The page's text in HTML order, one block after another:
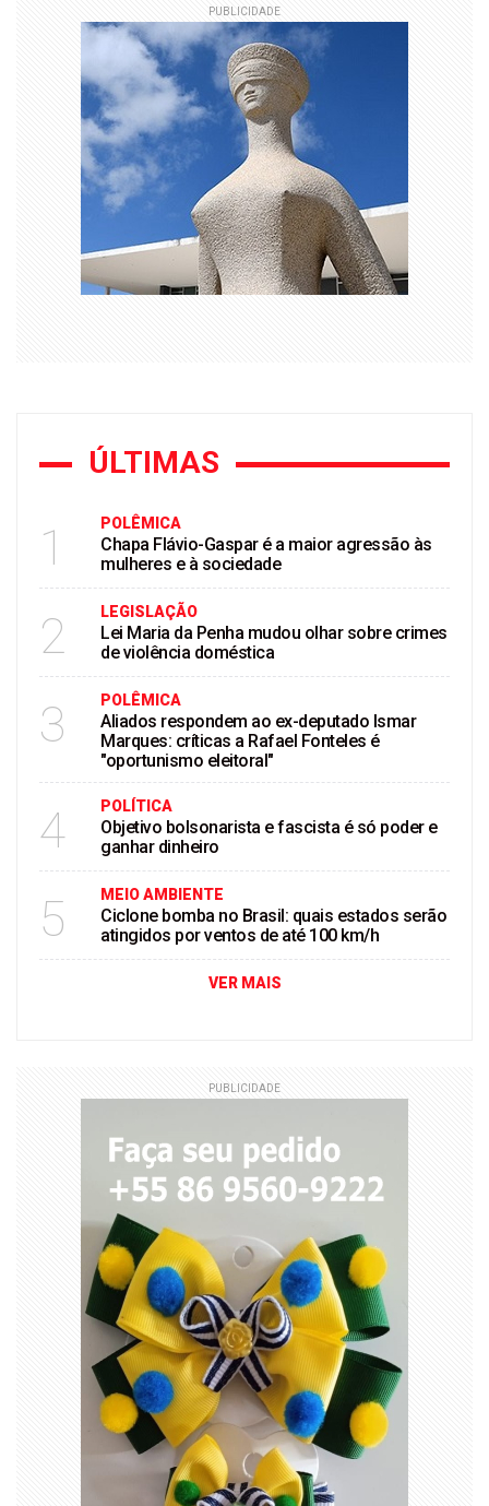
PUBLICIDADE
ÚLTIMAS
1 POLÊMICA
Chapa Flávio-Gaspar é a maior agressão às
mulheres e à sociedade
2 LEGISLAÇÃO
Lei Maria da Penha mudou olhar sobre crimes
de violência doméstica
3 POLÊMICA
Aliados respondem ao ex-deputado Ismar
Marques: críticas a Rafael Fonteles é
"oportunismo eleitoral"
4 POLÍTICA
Objetivo bolsonarista e fascista é só poder e
ganhar dinheiro
5 MEIO AMBIENTE
Ciclone bomba no Brasil: quais estados serão
atingidos por ventos de até 100 km/h
VER MAIS
PUBLICIDADE